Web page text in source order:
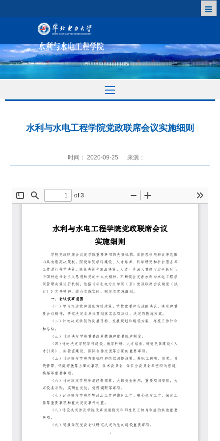
水利与水电工程学院党政联席会议实施细则
时间： 2020-09-25 来源：